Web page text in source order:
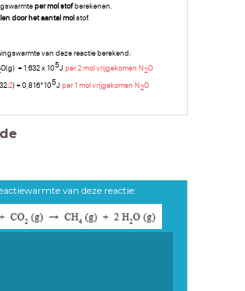
per mol stofberekenen.
door het aantal molstof.
van deze reactie berekend:
O(g) = 1,632 x 105J per 2 mol vrijgekomen N2O
2) = 0,816*105J per 1 mol vrijgekomen N2O
van deze reactie: